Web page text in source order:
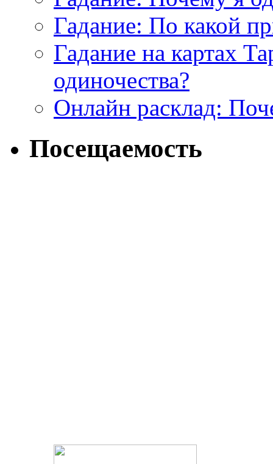
Гадание: По какой
Гадание на картах
одиночества?
Онлайн расклад:
Посещаемость